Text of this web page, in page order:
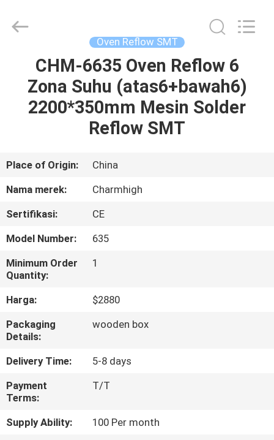
RUMAH
PRODUK
TENTANG
TUR
PABRIK
KONTROL
KUALITAS
HUBUNGI
KAMI
BERITA
TECHNOLOGY
LIMITED.
Oven Reflow SMT
CHM-6635 Oven Reflow 6
Zona Suhu (atas6+bawah6)
2200*350mm Mesin Solder
Reflow SMT
Place of Origin:
China
Nama merek:
Charmhigh
Sertifikasi:
CE
Model Number:
635
Minimum Order
Quantity:
1
Harga:
$2880
Packaging
Details:
wooden box
Delivery Time:
5-8 days
Payment
Terms:
T/T
Supply Ability:
100 Per month